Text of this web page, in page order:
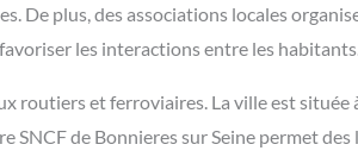
De plus, des associations locales
les interactions entre les habitants.
routiers et ferroviaires. La ville est
de Bonnieres sur Seine permet